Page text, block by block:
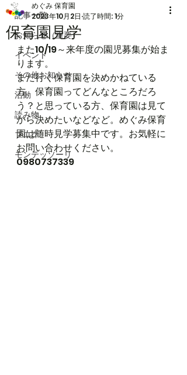
記事一覧
お知らせ（重要）
イベント
その他お知らせ
活動
読み物
ブログ
モンテッソーリ
保育園見学
めぐみ 保育園
2023年10月2日 読了時間: 1分
また10/19～来年度の園児募集が始ま
ります。
まだ行く保育園を決めかねている
方、保育園ってどんなところだろ
う？と思っている方、保育園は見て
から決めたいなどなど。めぐみ保育
園は随時見学募集中です。お気軽に
お問い合わせください。
0980737339